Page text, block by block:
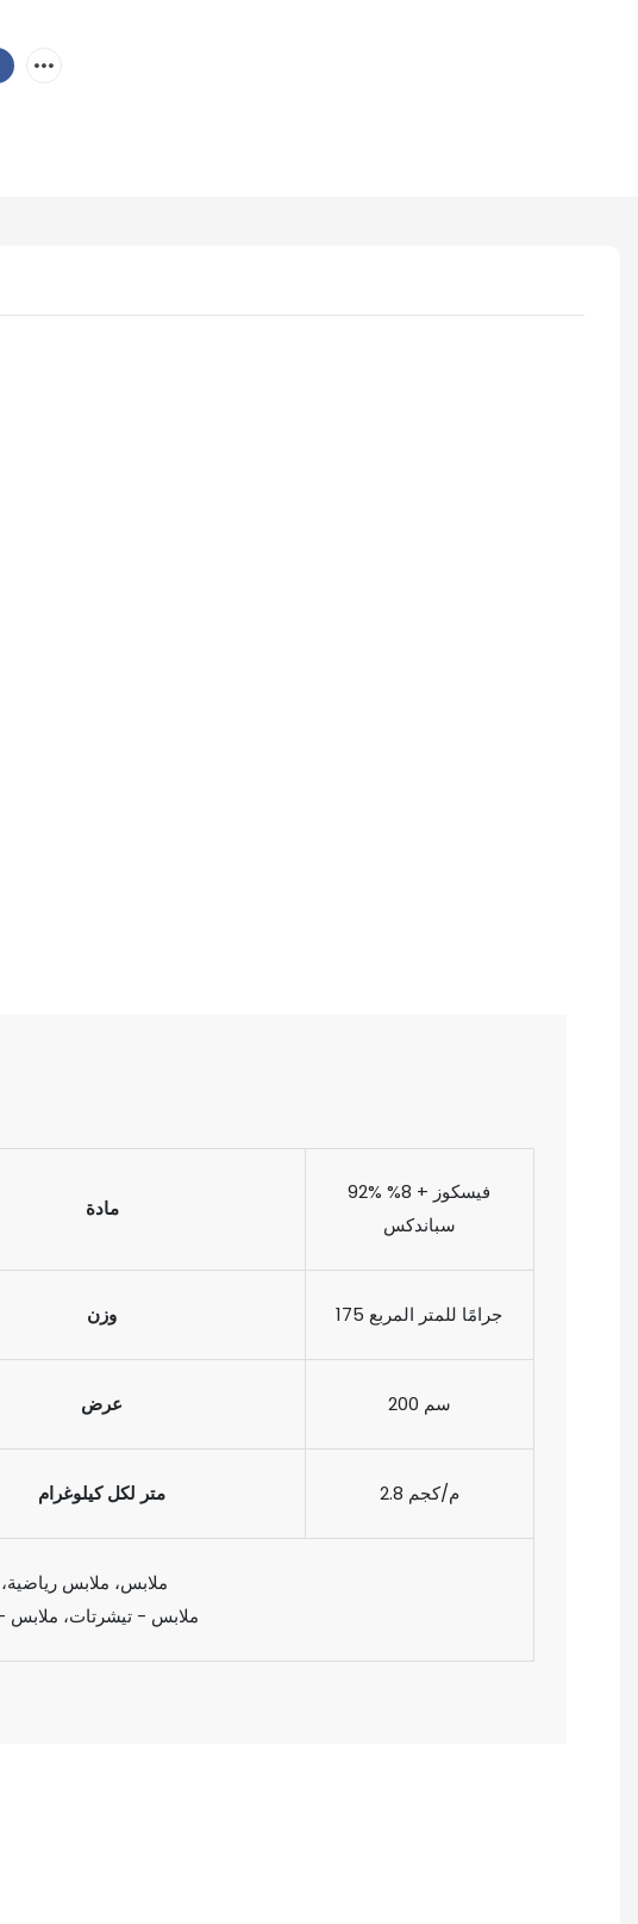
مادة
92% فيسكوز + 8%
سباندكس
وزن 175 جرامًا للمتر المربع
عرض 200 سم
متر لكل كيلوغرام 2.8 م/كجم
ملابس، ملابس
ملابس - تيشرتات، ملابس